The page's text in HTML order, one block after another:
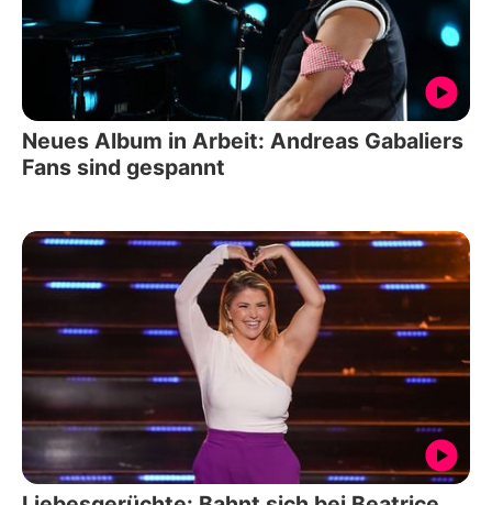
Neues Album in Arbeit: Andreas Gabaliers
Fans sind gespannt